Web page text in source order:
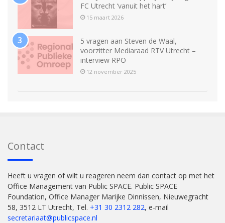
FC Utrecht ‘vanuit het hart’
15 maart 2026
5 vragen aan Steven de Waal,
voorzitter Mediaraad RTV Utrecht –
interview RPO
12 november 2025
Contact
Heeft u vragen of wilt u reageren neem dan contact op met het
Office Management van Public SPACE. Public SPACE
Foundation, Office Manager Marijke Dinnissen, Nieuwegracht
58, 3512 LT Utrecht, Tel. +31 30 2312 282, e-mail
secretariaat@publicspace.nl